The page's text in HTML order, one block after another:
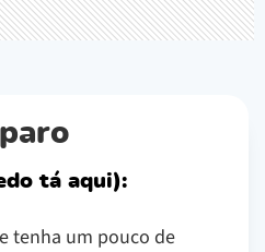
tá aqui):
tenha um pouco de